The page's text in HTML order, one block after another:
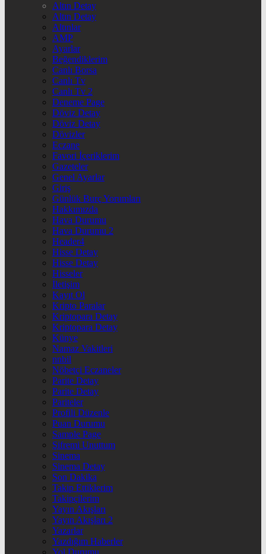
Altın Detay
Altın Detay
Altınlar
AMP
Ayarlar
Beğendiklerim
Canlı Borsa
Canlı Tv
Canlı Tv 2
Deneme Page
Döviz Detay
Döviz Detay
Dövizler
Eczane
Favori İçeriklerim
Gazeteler
Genel Ayarlar
Giriş
Günlük Burç Yorumları
Hakkımızda
Hava Durumu
Hava Durumu 2
Header4
Hisse Detay
Hisse Detay
Hisseler
İletişim
Kayıt Ol
Kripto Paralar
Kriptopara Detay
Kriptopara Detay
Künye
Namaz Vakitleri
nnbil
Nöbetçi Eczaneler
Parite Detay
Parite Detay
Pariteler
Profili Düzenle
Puan Durumu
Sample Page
Şifremi Unuttum
Sinema
Sinema Detay
Son Dakika
Takip Ettiklerim
Takipçilerim
Yayın Akışları
Yayın Akışları 2
Yazarlar
Yazdığım Haberler